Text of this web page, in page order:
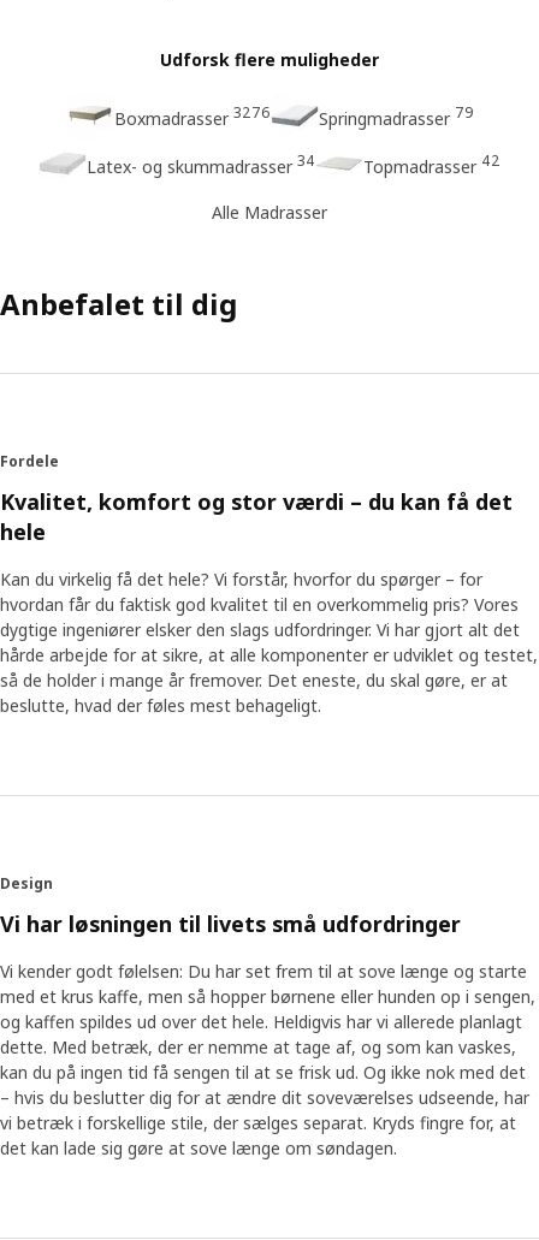
Udforsk flere muligheder
Boxmadrasser 3276 Springmadrasser 79
Latex- og skummadrasser 34 Topmadrasser 42
Alle Madrasser
Anbefalet til dig
Fordele
Kvalitet, komfort og stor værdi – du kan få det
hele
Kan du virkelig få det hele? Vi forstår, hvorfor du spørger – for
hvordan får du faktisk god kvalitet til en overkommelig pris? Vores
dygtige ingeniører elsker den slags udfordringer. Vi har gjort alt det
hårde arbejde for at sikre, at alle komponenter er udviklet og testet,
så de holder i mange år fremover. Det eneste, du skal gøre, er at
beslutte, hvad der føles mest behageligt.
Design
Vi har løsningen til livets små udfordringer
Vi kender godt følelsen: Du har set frem til at sove længe og starte
med et krus kaffe, men så hopper børnene eller hunden op i sengen,
og kaffen spildes ud over det hele. Heldigvis har vi allerede planlagt
dette. Med betræk, der er nemme at tage af, og som kan vaskes,
kan du på ingen tid få sengen til at se frisk ud. Og ikke nok med det
– hvis du beslutter dig for at ændre dit soveværelses udseende, har
vi betræk i forskellige stile, der sælges separat. Kryds fingre for, at
det kan lade sig gøre at sove længe om søndagen.